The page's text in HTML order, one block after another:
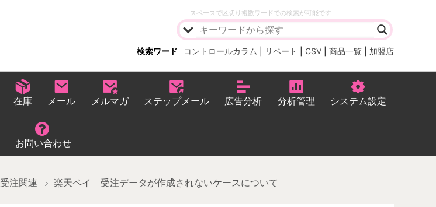
スペースで区切り複数ワードでの検索が可能です
検索ワード コントロールカラム リベート CSV 商品一覧 加盟店
在庫 メール メルマガ ステップメール 広告分析 分析管理 システム設定
お問い合わせ
受注関連 楽天ペイ 受注データが作成されないケースについて